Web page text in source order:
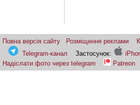
Повна версія сайту Розміщення реклами
Telegram-канал
Застосунок:
Надіслати фото через telegram
Patreon